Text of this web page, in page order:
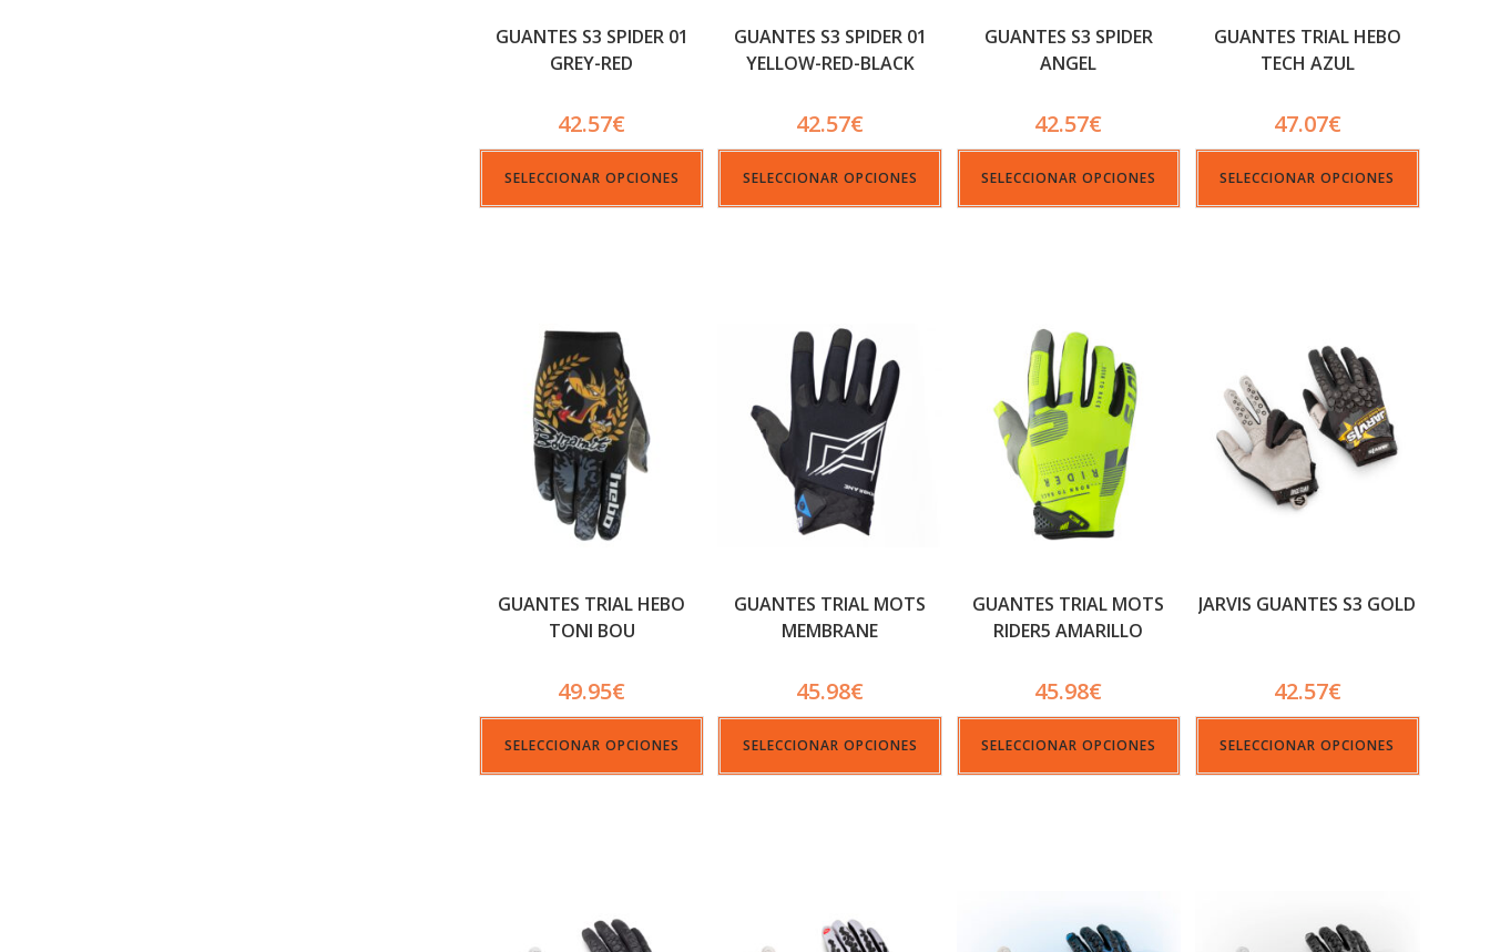
GUANTES S3 SPIDER 01
GREY-RED
42.57€
SELECCIONAR OPCIONES
GUANTES S3 SPIDER 01
YELLOW-RED-BLACK
42.57€
SELECCIONAR OPCIONES
GUANTES S3 SPIDER
ANGEL
42.57€
SELECCIONAR OPCIONES
GUANTES TRIAL HEBO
TECH AZUL
47.07€
SELECCIONAR OPCIONES
GUANTES TRIAL HEBO
TONI BOU
49.95€
SELECCIONAR OPCIONES
GUANTES TRIAL MOTS
MEMBRANE
45.98€
SELECCIONAR OPCIONES
GUANTES TRIAL MOTS
RIDER5 AMARILLO
45.98€
SELECCIONAR OPCIONES
JARVIS GUANTES S3 GOLD
42.57€
SELECCIONAR OPCIONES